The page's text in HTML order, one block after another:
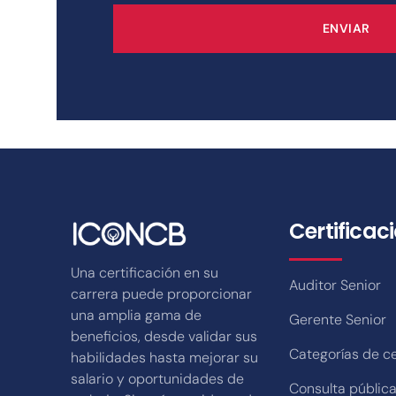
ENVIAR
Una certificación en su
carrera puede proporcionar
una amplia gama de
beneficios, desde validar sus
habilidades hasta mejorar su
salario y oportunidades de
Auditor Senior
Gerente Senior
Categorías de
Consulta